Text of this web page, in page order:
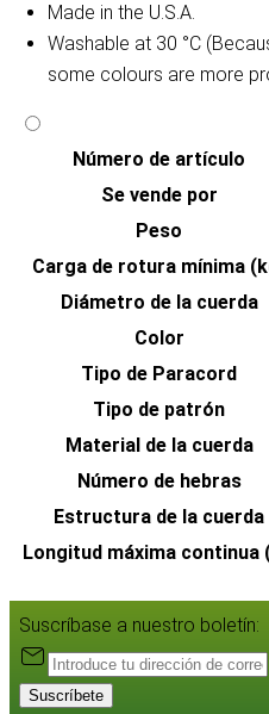
Made in the U.S.A.
Washable at 30 °C
some colours are more
Número de artículo
Se vende por
Peso
Carga de rotura mínima
Diámetro de la cuerda
Color
Tipo de Paracord
Tipo de patrón
Material de la cuerda
Número de hebras
Estructura de la cuerda
Longitud máxima continua
Suscríbase a nuestro boletín:
Suscríbete